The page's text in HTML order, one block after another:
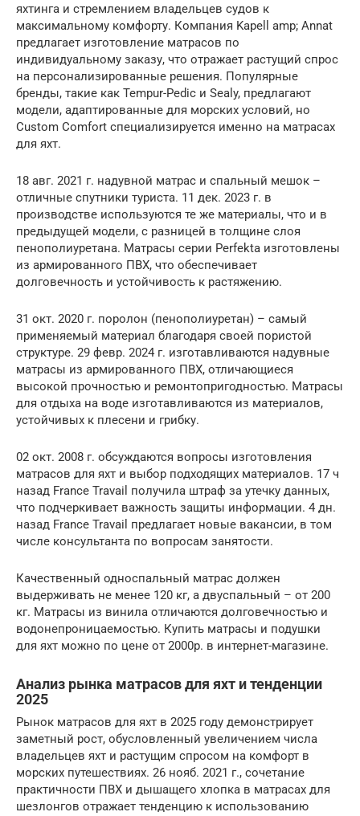
яхтинга и стремлением владельцев судов к
максимальному комфорту. Компания Kapell amp; Annat
предлагает изготовление матрасов по
индивидуальному заказу, что отражает растущий спрос
на персонализированные решения. Популярные
бренды, такие как Tempur-Pedic и Sealy, предлагают
модели, адаптированные для морских условий, но
Custom Comfort специализируется именно на матрасах
для яхт.
18 авг. 2021 г. надувной матрас и спальный мешок –
отличные спутники туриста. 11 дек. 2023 г. в
производстве используются те же материалы, что и в
предыдущей модели, с разницей в толщине слоя
пенополиуретана. Матрасы серии Perfekta изготовлены
из армированного ПВХ, что обеспечивает
долговечность и устойчивость к растяжению.
31 окт. 2020 г. поролон (пенополиуретан) – самый
применяемый материал благодаря своей пористой
структуре. 29 февр. 2024 г. изготавливаются надувные
матрасы из армированного ПВХ, отличающиеся
высокой прочностью и ремонтопригодностью. Матрасы
для отдыха на воде изготавливаются из материалов,
устойчивых к плесени и грибку.
02 окт. 2008 г. обсуждаются вопросы изготовления
матрасов для яхт и выбор подходящих материалов. 17 ч
назад France Travail получила штраф за утечку данных,
что подчеркивает важность защиты информации. 4 дн.
назад France Travail предлагает новые вакансии, в том
числе консультанта по вопросам занятости.
Качественный односпальный матрас должен
выдерживать не менее 120 кг, а двуспальный – от 200
кг. Матрасы из винила отличаются долговечностью и
водонепроницаемостью. Купить матрасы и подушки
для яхт можно по цене от 2000р. в интернет-магазине.
Анализ рынка матрасов для яхт и тенденции
2025
Рынок матрасов для яхт в 2025 году демонстрирует
заметный рост, обусловленный увеличением числа
владельцев яхт и растущим спросом на комфорт в
морских путешествиях. 26 нояб. 2021 г., сочетание
практичности ПВХ и дышащего хлопка в матрасах для
шезлонгов отражает тенденцию к использованию